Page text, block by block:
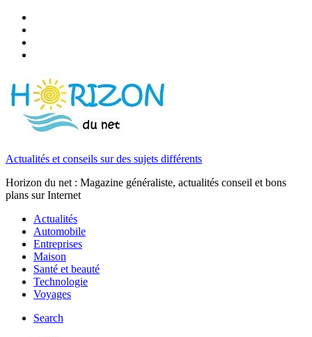
Actualités et conseils sur des sujets différents
Horizon du net : Magazine généraliste, actualités conseil et bons
plans sur Internet
Actualités
Automobile
Entreprises
Maison
Santé et beauté
Technologie
Voyages
Search